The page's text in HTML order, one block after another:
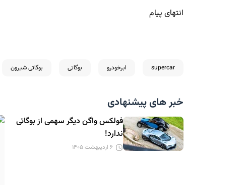
انتهای پیام
supercar ابرخودرو بوگاتی بوگاتی شیرون
خبر های پیشنهادی
فولکس واگن دیگر سهمی از بوگاتی
ندارد!
۶ اردیبهشت ۱۴۰۵